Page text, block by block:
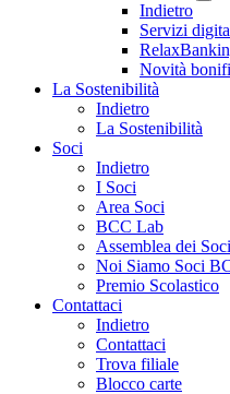
Indietro
Servizi
Novità
La Sostenibilità
Indietro
La Sostenibilità
Soci
Indietro
I Soci
Area Soci
BCC Lab
Assemblea dei
Noi Siamo Soci
Premio Scolastico
Contattaci
Indietro
Contattaci
Trova filiale
Blocco carte